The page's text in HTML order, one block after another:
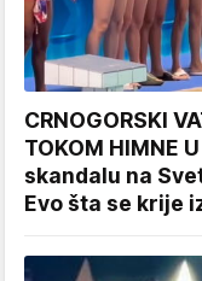
CRNOGORSKI
TOKOM HIMNE
skandalu na
Evo šta se krije